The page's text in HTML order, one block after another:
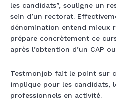
les candidats”, souligne un
sein d’un rectorat.
dénomination entend mieux
prépare concrètement ce
après l’obtention d’un CAP
Testmonjob fait le point sur
implique pour les candidats,
professionnels en activité.